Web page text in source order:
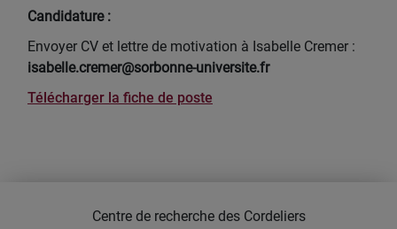
Candidature :
Envoyer CV et lettre de motivation à Isabelle Cremer :
isabelle.cremer@sorbonne-universite.fr
Télécharger la fiche de poste
Centre de recherche des Cordeliers